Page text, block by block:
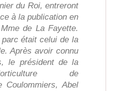
du Roi, entreront
à la publication en
de La Fayette.
était celui de la
Après avoir connu
le président de la
de
Coulommiers, Abel